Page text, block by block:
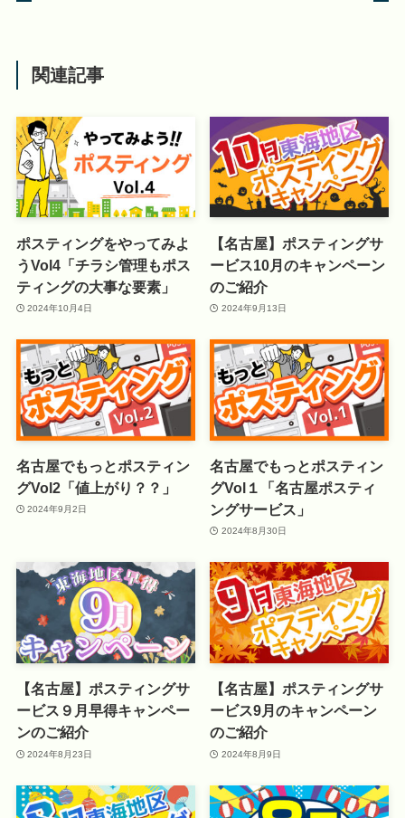
関連記事
ポスティングをやってみよ
うVol4「チラシ管理もポス
ティングの大事な要素」
2024年10月4日
【名古屋】ポスティングサ
ービス10月のキャンペーン
のご紹介
2024年9月13日
名古屋でもっとポスティン
グVol2「値上がり？？」
2024年9月2日
名古屋でもっとポスティン
グVol１「名古屋ポスティ
ングサービス」
2024年8月30日
【名古屋】ポスティングサ
ービス９月早得キャンペー
ンのご紹介
2024年8月23日
【名古屋】ポスティングサ
ービス9月のキャンペーン
のご紹介
2024年8月9日